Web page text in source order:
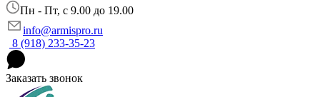
Пн - Пт, c 9.00 до 19.00
info@armispro.ru
8 (918) 233-35-23
Заказать звонок